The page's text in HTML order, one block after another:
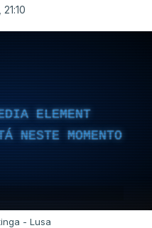
ELEMENT
NESTE MOMENTO
- Lusa